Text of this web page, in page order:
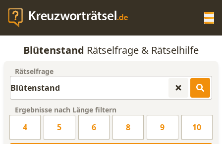
KREUZWORTRÄTSEL-HILFE
Blütenstand Rätselfrage & Rätselhilfe
Rätselfrage
Ergebnisse nach Länge filtern
4 5 6 8 9 10